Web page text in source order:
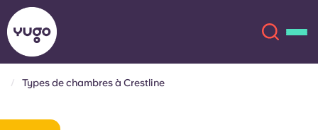
Types de chambres à Crestline